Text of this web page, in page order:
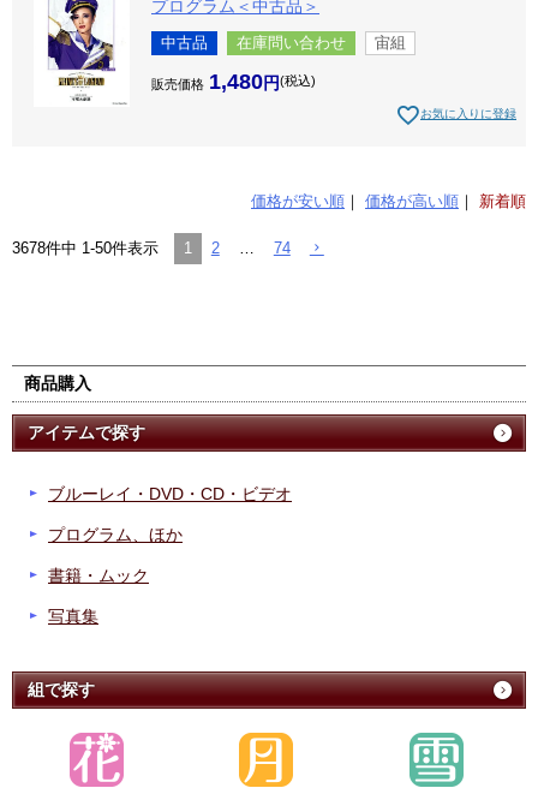
プログラム＜中古品＞
中古品 在庫問い合わせ 宙組
販売価格 1,480 税込
お気に入りに登録
価格が安い順 価格が高い順 新着順
3678件中 1-50件表示 1 2 74
商品購入
アイテムで探す
ブルーレイ・DVD・CD・ビデオ
プログラム、ほか
書籍・ムック
写真集
組で探す